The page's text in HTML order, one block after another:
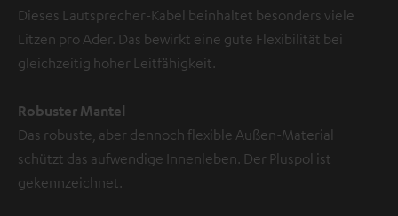
Dieses Lautsprecher-Kabel beinhaltet besonders viele
Litzen pro Ader. Das bewirkt eine gute Flexibilität bei
gleichzeitig hoher Leitfähigkeit.
Robuster Mantel
Das robuste, aber dennoch flexible Außen-Material
schützt das aufwendige Innenleben. Der Pluspol ist
gekennzeichnet.